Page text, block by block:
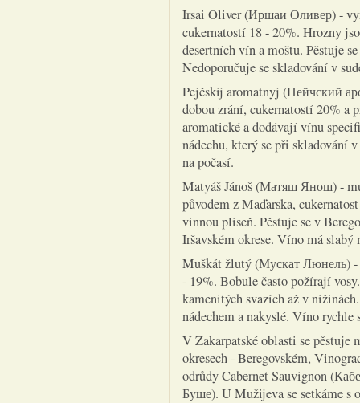
Irsai Oliver (Иршаи Оливер) -
cukernatostí 18 - 20%. Hrozny
desertních vín a moštu. Pěstuje
Nedoporučuje se skladování v
Pejčskij aromatnyj (Пейчский
dobou zrání, cukernatostí 20% a
aromatické a dodávají vínu
nádechu, který se při skladování
na počasí.
Matyáš Jánoš (Матяш Янош) -
původem z Maďarska,
vinnou plíseň. Pěstuje se v
Iršavském okrese. Víno má slabý
Muškát žlutý (Мускат Люнель) -
- 19%. Bobule často požírají
kamenitých svazích až v
nádechem a nakyslé. Víno rychle
V Zakarpatské oblasti se pěstuje
okresech - Beregovském,
odrůdy Cabernet Sauvignon
Буше). U Mužijeva se setkáme s